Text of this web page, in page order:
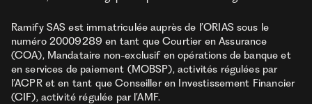
Ramify SAS est immatriculée auprès de l’ORIAS sous le
numéro 20009289 en tant que Courtier en Assurance
(COA), Mandataire non-exclusif en opérations de banque et
en services de paiement (MOBSP), activités régulées par
l’ACPR et en tant que Conseiller en Investissement Financier
(CIF), activité régulée par l’AMF.